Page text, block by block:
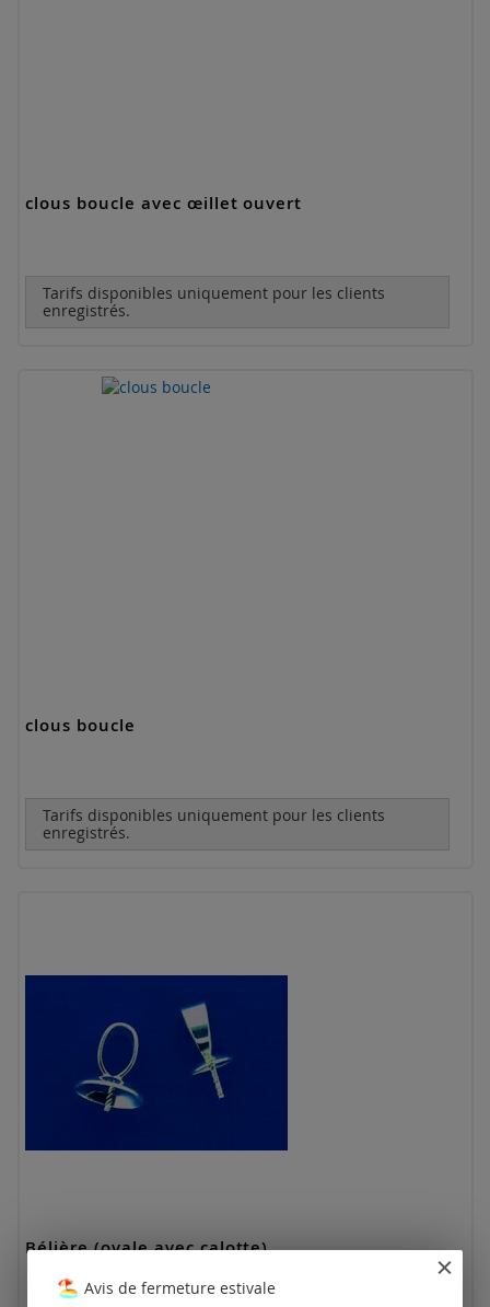
clous boucle avec œillet ouvert
Tarifs disponibles uniquement pour les clients
enregistrés.
clous boucle
Tarifs disponibles uniquement pour les clients
enregistrés.
Bélière (ovale avec calotte)
Avis de fermeture estivale